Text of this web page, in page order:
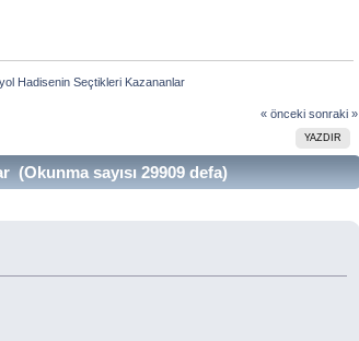
Hadisenin Seçtikleri Kazananlar
« önceki sonraki »
YAZDIR
sayısı 29909 defa)